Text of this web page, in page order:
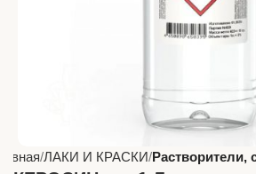
ЛАКИ И КРАСКИ Растворители,